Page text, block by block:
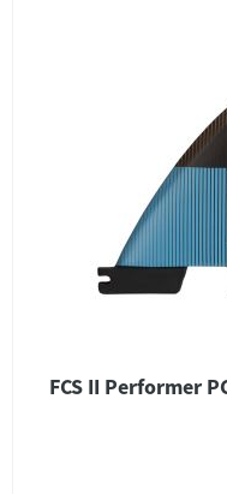
FCS II Performer